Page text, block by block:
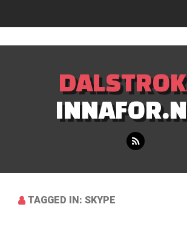
TAGGED IN: SKYPE